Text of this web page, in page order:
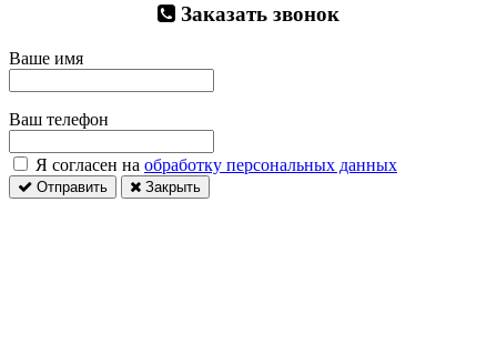
Заказать звонок
Ваше имя
Ваш телефон
Я согласен на обработку персональных данных
Отправить Закрыть